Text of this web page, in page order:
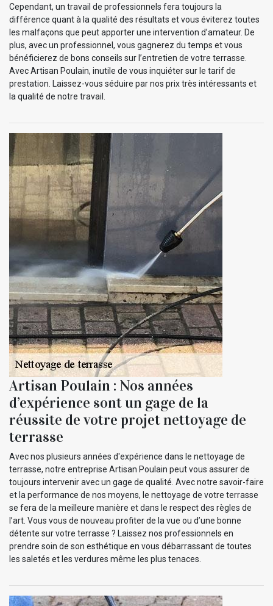
Cependant, un travail de professionnels fera toujours la
différence quant à la qualité des résultats et vous éviterez toutes
les malfaçons que peut apporter une intervention d’amateur. De
plus, avec un professionnel, vous gagnerez du temps et vous
bénéficierez de bons conseils sur l’entretien de votre terrasse.
Avec Artisan Poulain, inutile de vous inquiéter sur le tarif de
prestation. Laissez-vous séduire par nos prix très intéressants et
la qualité de notre travail.
Artisan Poulain : Nos années
d’expérience sont un gage de la
réussite de votre projet nettoyage de
terrasse
Avec nos plusieurs années d'expérience dans le nettoyage de
terrasse, notre entreprise Artisan Poulain peut vous assurer de
toujours intervenir avec un gage de qualité. Avec notre savoir-faire
et la performance de nos moyens, le nettoyage de votre terrasse
se fera de la meilleure manière et dans le respect des règles de
l’art. Vous vous de nouveau profiter de la vue ou d’une bonne
détente sur votre terrasse ? Laissez nos professionnels en
prendre soin de son esthétique en vous débarrassant de toutes
les saletés et les verdures même les plus tenaces.